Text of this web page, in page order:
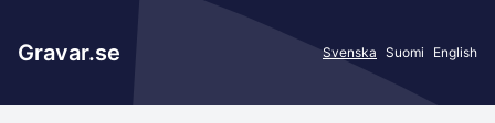
Gravar.se Svenska Suomi English